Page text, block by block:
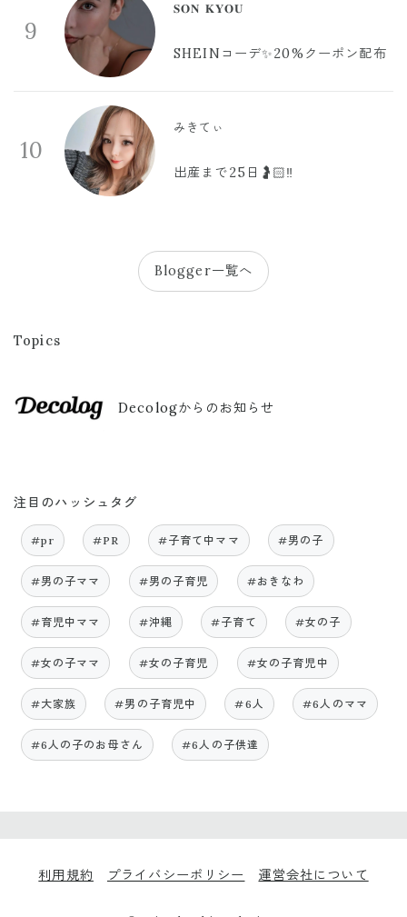
9
𝐒𝐎𝐍 𝐊𝐘𝐎𝐔
SHEINコーデ✨20%クーポン配布
10
みきてぃ
出産まで25日🤰🏻‼️
Blogger一覧へ
Topics
Decologからのお知らせ
注目のハッシュタグ
#pr #PR #子育て中ママ #男の子
#男の子ママ #男の子育児 #おきなわ
#育児中ママ #沖縄 #子育て #女の子
#女の子ママ #女の子育児 #女の子育児中
#大家族 #男の子育児中 #6人 #6人のママ
#6人の子のお母さん #6人の子供達
利用規約 プライバシーポリシー 運営会社について